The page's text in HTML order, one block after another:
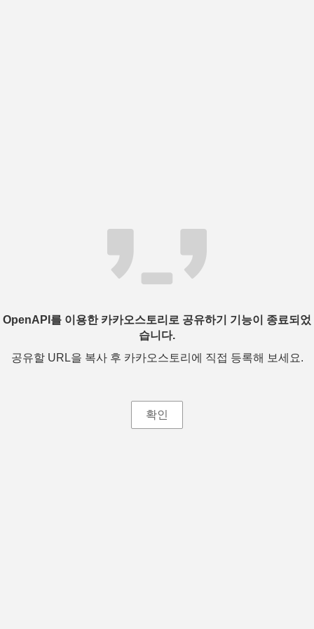
OpenAPI를 이용한 카카오스토리로 공유하기 기능이 종료되었
습니다.
공유할 URL을 복사 후 카카오스토리에 직접 등록해 보세요.
확인